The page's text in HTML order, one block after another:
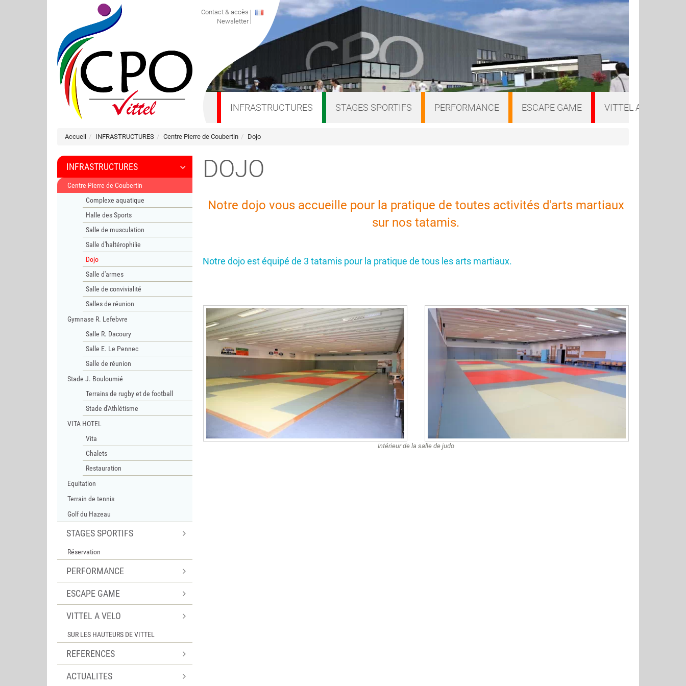
INFRASTRUCTURES STAGES SPORTIFS PERFORMANCE ESCAPE GAME VITTEL A VELO
Contact & accès
Newsletter
Accueil INFRASTRUCTURES Centre Pierre de Coubertin Dojo
DOJO
Notre dojo vous accueille pour la pratique de toutes activités d'arts martiaux
sur nos tatamis.
Notre dojo est équipé de 3 tatamis pour la pratique de tous les arts martiaux.
Intérieur de la salle de judo
INFRASTRUCTURES
Centre Pierre de Coubertin
Complexe aquatique
Halle des Sports
Salle de musculation
Salle d'haltérophilie
Dojo
Salle d'armes
Salle de convivialité
Salles de réunion
Gymnase R. Lefebvre
Salle R. Dacoury
Salle E. Le Pennec
Salle de réunion
Stade J. Bouloumié
Terrains de rugby et de football
Stade d'Athlétisme
VITA HOTEL
Vita
Chalets
Restauration
Equitation
Terrain de tennis
Golf du Hazeau
STAGES SPORTIFS
Réservation
PERFORMANCE
ESCAPE GAME
VITTEL A VELO
SUR LES HAUTEURS DE VITTEL
REFERENCES
ACTUALITES